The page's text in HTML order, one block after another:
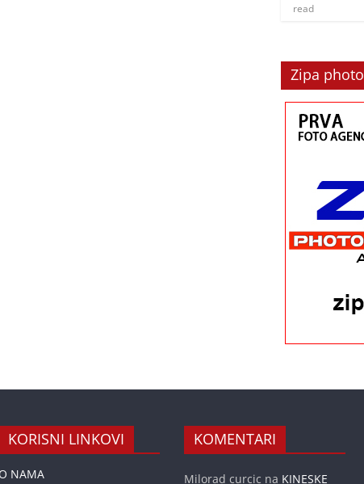
read
Zipa photo
KORISNI LINKOVI
O NAMA
KOMENTARI
Milorad curcic na KINESKE